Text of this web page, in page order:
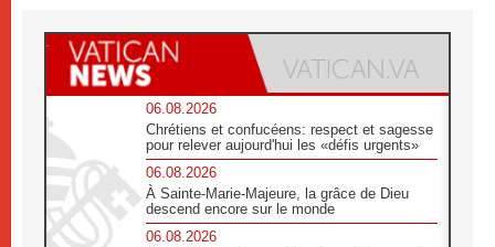
06.08.2026
Chrétiens et confucéens: respect et sagesse
pour relever aujourd'hui les «défis urgents»
06.08.2026
À Sainte-Marie-Majeure, la grâce de Dieu
descend encore sur le monde
06.08.2026